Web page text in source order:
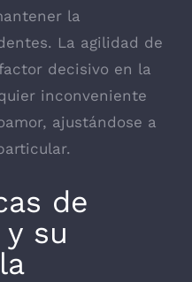
la
La agilidad de
decisivo en la
inconveniente
ajustándose a
de
su